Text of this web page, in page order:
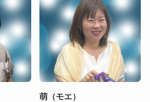
萌（モエ）